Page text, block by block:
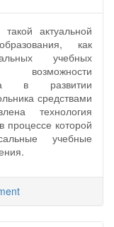
актуальной
как
учебных
возможности
в развитии
средствами
технология
процессе которой
учебные